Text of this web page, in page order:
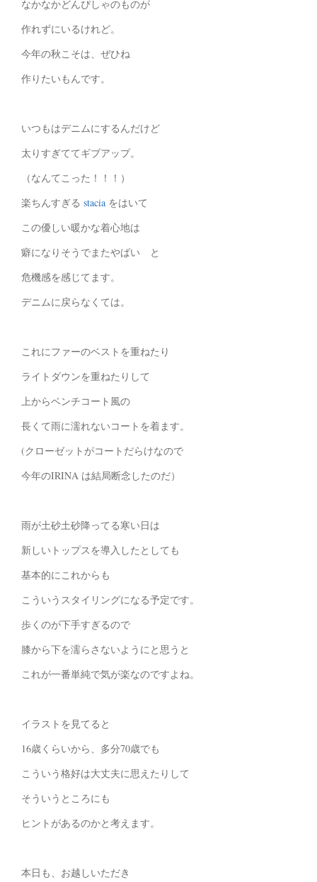
なかなかどんぴしゃのものが
作れずにいるけれど。
今年の秋こそは、ぜひね
作りたいもんです。
いつもはデニムにするんだけど
太りすぎててギブアップ。
（なんてこった！！！）
楽ちんすぎる stacia をはいて
この優しい暖かな着心地は
癖になりそうでまたやばい と
危機感を感じてます。
デニムに戻らなくては。
これにファーのベストを重ねたり
ライトダウンを重ねたりして
上からベンチコート風の
長くて雨に濡れないコートを着ます。
(クローゼットがコートだらけなので
今年のIRINA は結局断念したのだ）
雨が土砂土砂降ってる寒い日は
新しいトップスを導入したとしても
基本的にこれからも
こういうスタイリングになる予定です。
歩くのが下手すぎるので
膝から下を濡らさないようにと思うと
これが一番単純で気が楽なのですよね。
イラストを見てると
16歳くらいから、多分70歳でも
こういう格好は大丈夫に思えたりして
そういうところにも
ヒントがあるのかと考えます。
本日も、お越しいただき